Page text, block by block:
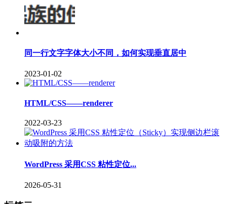
同一行文字字体大小不同，如何实现垂直居中
2023-01-02
HTML/CSS——renderer
2022-03-23
WordPress 采用CSS 粘性定位...
2026-05-31